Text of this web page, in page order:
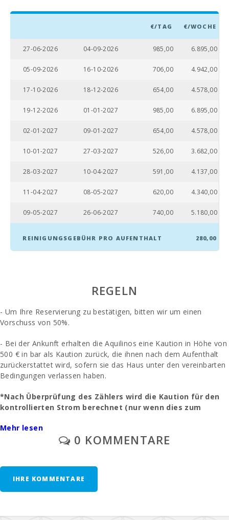
Sandstrand - Cala
Alcanada (km):
Stand Playa de
Muro (km):
Stand Cala
Alcudia (km):
Stand Cala
Strand Cala
Strand
Playa de Cala
Barques (km):
Strand Cala
Ferrera (km):
Cala Sa Nau
Strand (km):
Cala Mondragó
(km):
Strand Cala
Tropicana (km):
Novo (km):
Strand S´Arenal
€/TAG €/WOCHE
27-06-2026 04-09-2026 985,00 6.895,00
05-09-2026 16-10-2026 706,00 4.942,00
17-10-2026 18-12-2026 654,00 4.578,00
19-12-2026 01-01-2027 985,00 6.895,00
02-01-2027 09-01-2027 654,00 4.578,00
10-01-2027 27-03-2027 526,00 3.682,00
28-03-2027 10-04-2027 591,00 4.137,00
11-04-2027 08-05-2027 620,00 4.340,00
09-05-2027 26-06-2027 740,00 5.180,00
REINIGUNGSGEBÜHR PRO AUFENTHALT 280,00
REGELN
- Um Ihre Reservierung zu bestätigen, bitten wir um einen
Vorschuss von 50%.
- Bei der Ankunft erhalten die Aquilinos eine Kaution in Höhe von
500 € in bar als Kaution zurück, die ihnen nach dem Aufenthalt
zurückerstattet wird, sofern sie das Haus unter den vereinbarten
Bedingungen verlassen haben.
*Nach Überprüfung des Zählers wird die Kaution für den
kontrollierten Strom berechnet (nur wenn dies zum
- Die Endreinigung (nur wenn dies zum Zeitpunkt der Anmietung
- Parkplatz / Garage im Freien: / ohne Vorbehalt.
Eine vorherige Anfrage: Ein Kinderbett und ein Hochstuhl werden
Mehr lesen
0 KOMMENTARE
IHRE KOMMENTARE